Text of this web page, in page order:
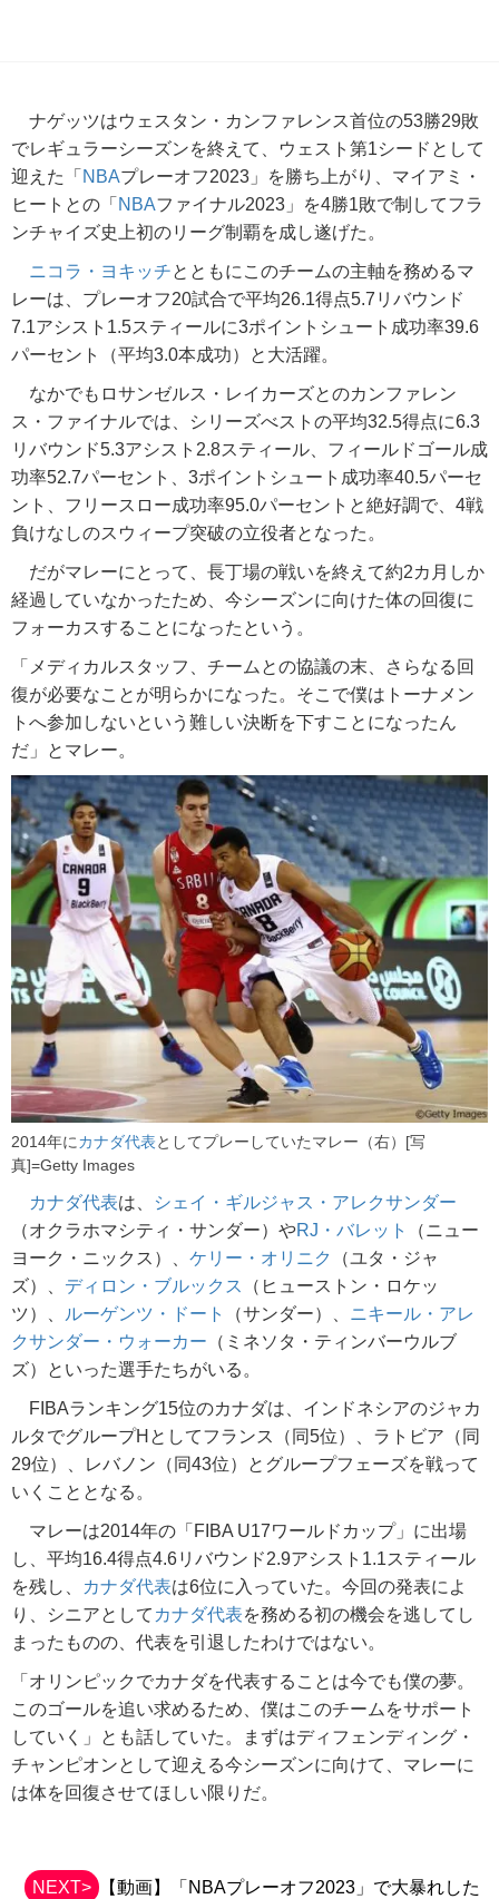
ナゲッツはウェスタン・カンファレンス首位の53勝29敗
でレギュラーシーズンを終えて、ウェスト第1シードとして
迎えた「 NBAプレーオフ2023」を勝ち上がり、マイアミ・
ヒートとの「 NBAファイナル2023」を4勝1敗で制してフラ
ンチャイズ史上初のリーグ制覇を成し遂げた。
ニコラ・ヨキッチとともにこのチームの主軸を務めるマ
レーは、プレーオフ20試合で平均26.1得点5.7リバウンド
7.1アシスト1.5スティールに3ポイントシュート成功率39.6
パーセント（平均3.0本成功）と大活躍。
なかでもロサンゼルス・レイカーズとのカンファレン
ス・ファイナルでは、シリーズべストの平均32.5得点に6.3
リバウンド5.3アシスト2.8スティール、フィールドゴール成
功率52.7パーセント、3ポイントシュート成功率40.5パーセ
ント、フリースロー成功率95.0パーセントと絶好調で、4戦
負けなしのスウィープ突破の立役者となった。
だがマレーにとって、長丁場の戦いを終えて約2カ月しか
経過していなかったため、今シーズンに向けた体の回復に
フォーカスすることになったという。
「メディカルスタッフ、チームとの協議の末、さらなる回
復が必要なことが明らかになった。そこで僕はトーナメン
トへ参加しないという難しい決断を下すことになったん
だ」とマレー。
2014年に カナダ代表 としてプレーしていたマレー（右）[写
真]=Getty Images
カナダ代表は、
シェイ・ギルジャス・アレクサンダー
（オクラホマシティ・サンダー）やRJ・バレット
（ニュー
ヨーク・ニックス）、 ケリー・オリニク
（ユタ・ジャ
ズ）、 ディロン・ブルックス
（ヒューストン・ロケッ
ツ）、
ルーゲンツ・ドート （サンダー）、 ニキール・アレ
クサンダー・ウォーカー （ミネソタ・ティンバーウルブ
ズ）といった選手たちがいる。
FIBAランキング15位のカナダは、インドネシアのジャカ
ルタでグループHとしてフランス（同5位）、ラトビア（同
29位）、レバノン（同43位）とグループフェーズを戦って
いくこととなる。
マレーは2014年の「FIBA U17ワールドカップ」に出場
し、平均16.4得点4.6リバウンド2.9アシスト1.1スティール
を残し、
カナダ代表は6位に入っていた。今回の発表によ
り、シニアとして カナダ代表を務める初の機会を逃してし
まったものの、代表を引退したわけではない。
「オリンピックでカナダを代表することは今でも僕の夢。
このゴールを追い求めるため、僕はこのチームをサポート
していく」とも話していた。まずはディフェンディング・
チャンピオンとして迎える今シーズンに向けて、マレーに
は体を回復させてほしい限りだ。
NEXT>
【動画】「NBAプレーオフ2023」で大暴れした